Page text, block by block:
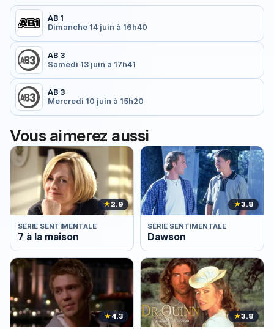
AB 1
Dimanche 14 juin à 16h40
AB 3
Samedi 13 juin à 17h41
AB 3
Mercredi 10 juin à 15h20
Vous aimerez aussi
★2.9
SÉRIE SENTIMENTALE
7 à la maison
★3.8
SÉRIE SENTIMENTALE
Dawson
★4.3 ★3.8